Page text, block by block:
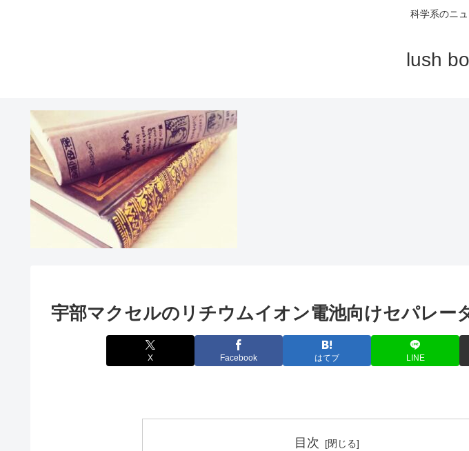
科学系のニ
lush
宇部マクセルのリチウムイオン電池向けセパレー
X Facebook はてブ LINE
目次